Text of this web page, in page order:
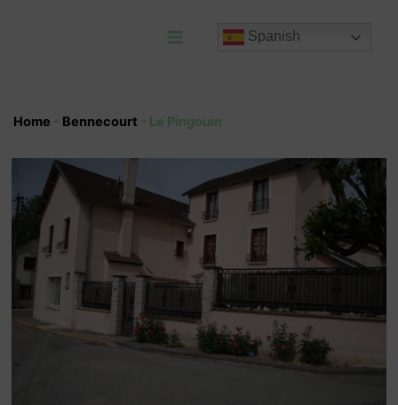
Spanish
Home - Bennecourt - Le Pingouin